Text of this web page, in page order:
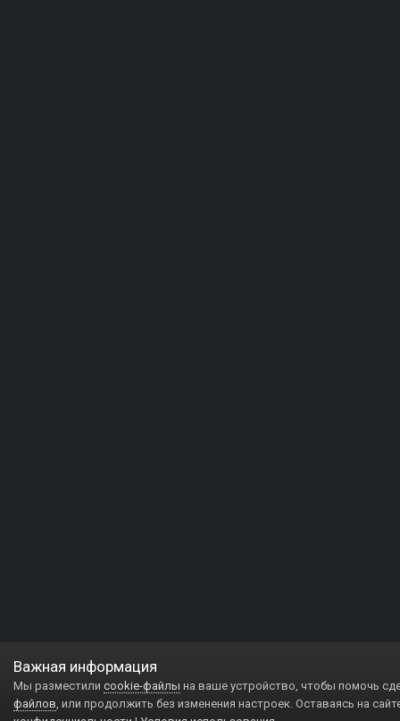
Важная информация
Мы разместили cookie-файлы на ваше устройство, чтобы помочь
файлов, или продолжить без изменения настроек. Оставаясь на